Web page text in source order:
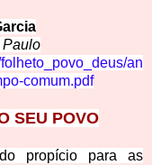
an
comum.pdf
SEU POVO
propício para as